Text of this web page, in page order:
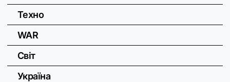
Техно
WAR
Світ
Україна